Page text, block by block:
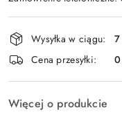
Dostępność
i
dostawa
Wysyłka w ciągu:
Cena przesyłki:
0
Więcej o produkcie